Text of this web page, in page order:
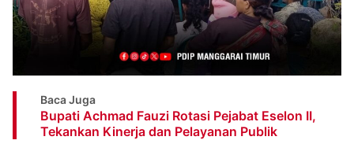
Baca Juga
Bupati Achmad Fauzi Rotasi Pejabat Eselon II,
Tekankan Kinerja dan Pelayanan Publik